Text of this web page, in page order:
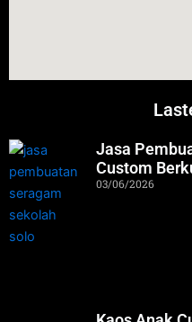
Jasa
Custom
03/06/2026